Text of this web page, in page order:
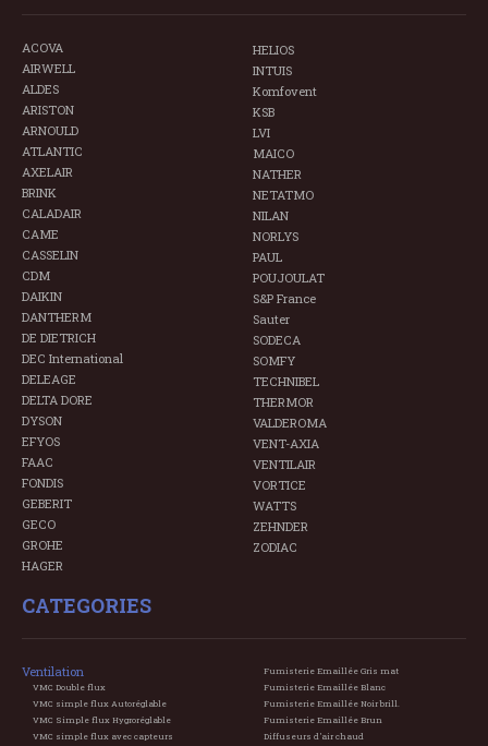
ACOVA
AIRWELL
ALDES
ARISTON
ARNOULD
ATLANTIC
AXELAIR
BRINK
CALADAIR
CAME
CASSELIN
CDM
DAIKIN
DANTHERM
DE DIETRICH
DEC International
DELEAGE
DELTA DORE
DYSON
EFYOS
FAAC
FONDIS
GEBERIT
GECO
GROHE
HAGER
HELIOS
INTUIS
Komfovent
KSB
LVI
MAICO
NATHER
NETATMO
NILAN
NORLYS
PAUL
POUJOULAT
S&P France
Sauter
SODECA
SOMFY
TECHNIBEL
THERMOR
VALDEROMA
VENT-AXIA
VENTILAIR
VORTICE
WATTS
ZEHNDER
ZODIAC
CATEGORIES
Ventilation
VMC Double flux
VMC simple flux Autoréglable
VMC Simple flux Hygroréglable
VMC simple flux avec capteurs
Fumisterie Emaillée Gris mat
Fumisterie Emaillée Blanc
Fumisterie Emaillée Noir brill.
Fumisterie Emaillée Brun
Diffuseurs d'air chaud